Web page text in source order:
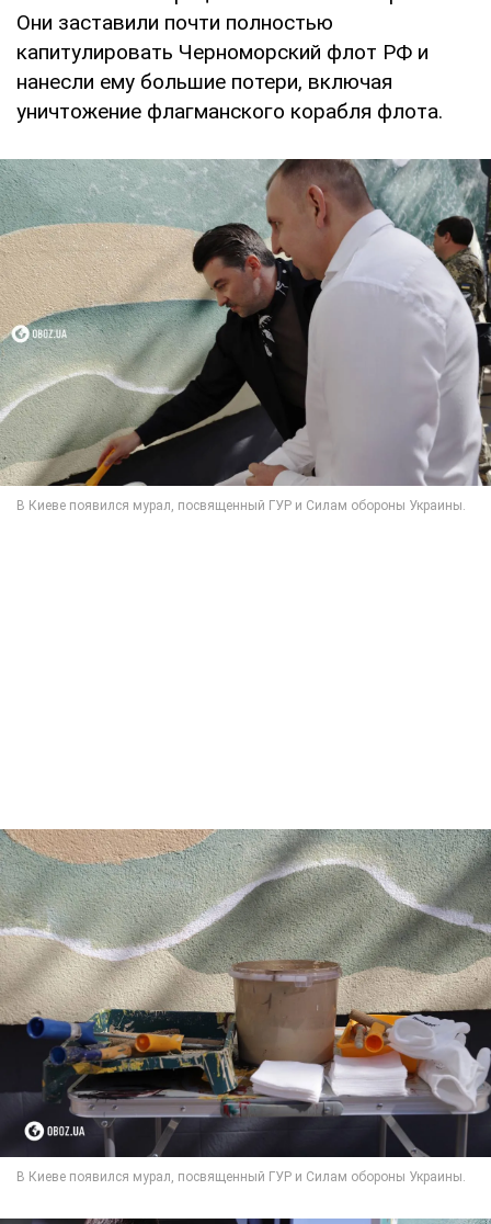
Они заставили почти полностью
капитулировать Черноморский флот РФ и
нанесли ему большие потери, включая
уничтожение флагманского корабля флота.